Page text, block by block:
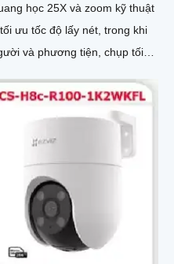
học 25X và zoom kỹ thuật
ưu tốc độ lấy nét, trong khi
và phương tiện, chụp tối